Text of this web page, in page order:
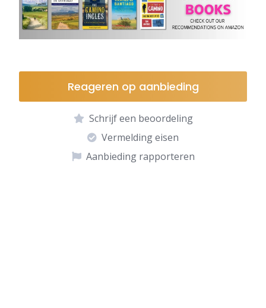
Reageren op aanbieding
Schrijf een beoordeling
Vermelding eisen
Aanbieding rapporteren